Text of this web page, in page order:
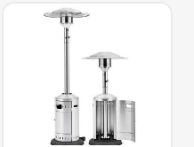
können Sie hier die
in unserer Kategorie
umfassende Serie von